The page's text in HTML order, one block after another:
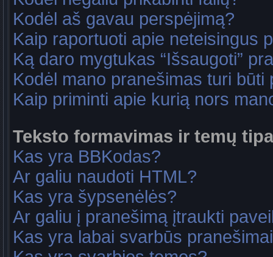
Kodėl aš gavau perspėjimą?
Kaip raportuoti apie neteisingus
Ką daro mygtukas “Išsaugoti”
Kodėl mano pranešimas turi būti
Kaip priminti apie kurią nors
Teksto formavimas ir temų
Kas yra BBKodas?
Ar galiu naudoti HTML?
Kas yra šypsenėlės?
Ar galiu į pranešimą įtraukti
Kas yra labai svarbūs